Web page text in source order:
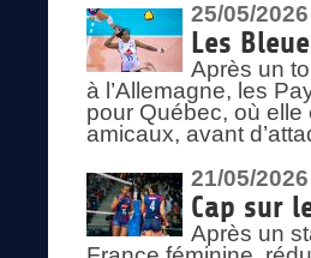
25/05/2026
Les
Après un
à l’Allemagne, les
pour Québec, où
amicaux, avant
21/05/2026
Cap sur
Après un